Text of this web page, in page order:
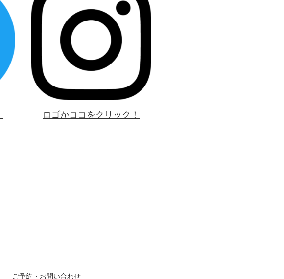
ロゴかココをクリック！
ご予約・お問い合わせ